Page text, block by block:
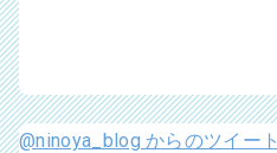
@ninoya_blog からのツイート